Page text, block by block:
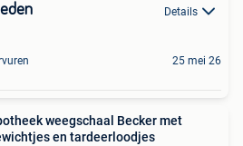
Details
25 mei 26
weegschaal Becker met
en tardeerloodjes